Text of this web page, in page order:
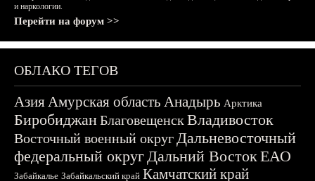
и наркологии.
Перейти на форум >>
ОБЛАКО ТЕГОВ
АзияАмурская область Анадырь Арктика
БиробиджанБлаговещенскВладивосток
Восточный военный округДальневосточный
федеральный округДальний ВостокЕАО
Забайкалье Забайкальский край Камчатский край